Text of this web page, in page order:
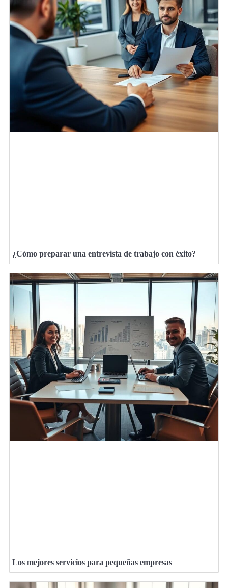
¿Cómo preparar una entrevista de trabajo con éxito?
Los mejores servicios para pequeñas empresas